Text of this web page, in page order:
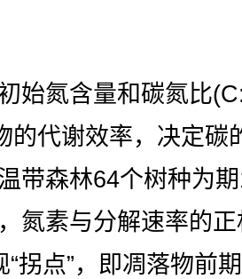
氮含量和碳氮比
的代谢效率，决定碳
带森林64个树种为
氮素与分解速率的
“拐点”，即凋落物前